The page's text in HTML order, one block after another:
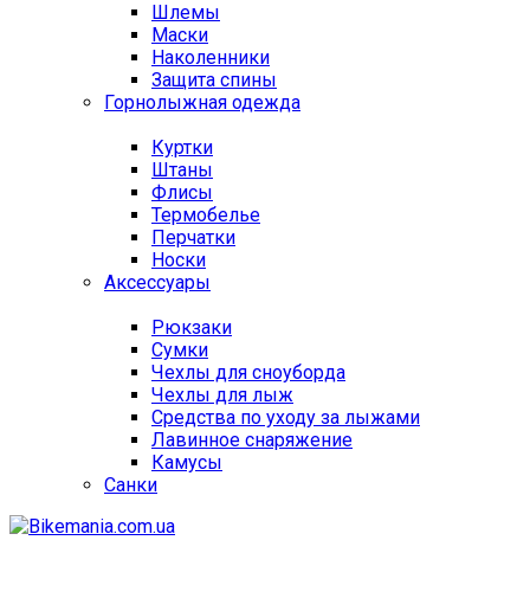
Шлемы
Маски
Наколенники
Защита спины
Горнолыжная одежда
Куртки
Штаны
Флисы
Термобелье
Перчатки
Носки
Аксессуары
Рюкзаки
Сумки
Чехлы для сноуборда
Чехлы для лыж
Средства по уходу за лыжами
Лавинное снаряжение
Камусы
Санки